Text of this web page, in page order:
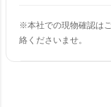
※本社での現物確認は
絡くださいませ。